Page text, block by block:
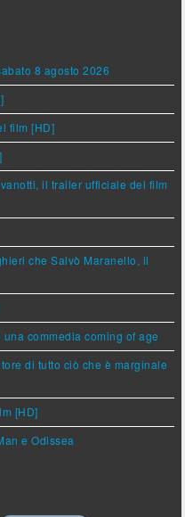
8 agosto 2026
film [HD]
il trailer ufficiale del film
che Salvò Maranello, il
commedia coming of age
di tutto ciò che è marginale
[HD]
e Odissea